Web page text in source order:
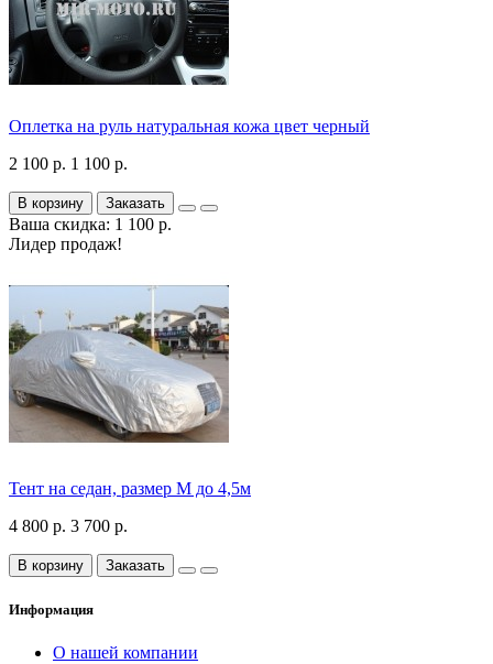
Оплетка на руль натуральная кожа цвет черный
2 100 р. 1 100 р.
В корзину Заказать
Ваша скидка: 1 100 р.
Лидер продаж!
Тент на седан, размер М до 4,5м
4 800 р. 3 700 р.
В корзину Заказать
Информация
О нашей компании